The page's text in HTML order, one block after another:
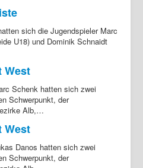
sich die Jugendspieler Marc
U18) und Dominik Schnaidt
West
Schenk hatten sich zwei
Schwerpunkt, der
Alb,…
West
Danos hatten sich zwei
Schwerpunkt, der